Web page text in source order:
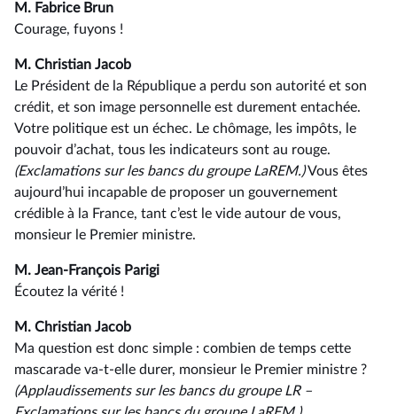
M. Fabrice Brun
Courage, fuyons !
M. Christian Jacob
Le Président de la République a perdu son autorité et son
crédit, et son image personnelle est durement entachée.
Votre politique est un échec. Le chômage, les impôts, le
pouvoir d’achat, tous les indicateurs sont au rouge.
(Exclamations sur les bancs du groupe LaREM.)Vous êtes
aujourd’hui incapable de proposer un gouvernement
crédible à la France, tant c’est le vide autour de vous,
monsieur le Premier ministre.
M. Jean-François Parigi
Écoutez la vérité !
M. Christian Jacob
Ma question est donc simple : combien de temps cette
mascarade va-t-elle durer, monsieur le Premier ministre ?
(Applaudissements sur les bancs du groupe LR –